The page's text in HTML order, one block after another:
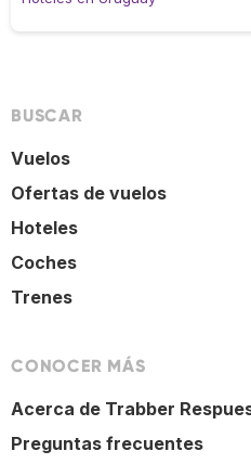
BUSCAR
Vuelos
Ofertas de vuelos
Hoteles
Coches
Trenes
CONOCER MÁS
Acerca de Trabber
Preguntas frecuentes